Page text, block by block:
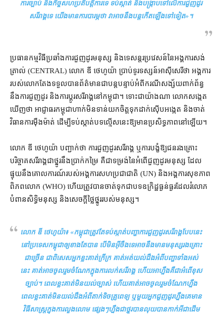
ការ​ច្បាប់ និង​កិច្ច​សហប្រតិបត្តិការ​ទេ ទប់ស្កាត់ និង​បង្ក្រាប​ទៅលើ​ការ​ជួញដូរ​
សរីរាង្គ​ទេ យើង​មានការ​បារម្ភ​ថា វា​អាច​នឹង​បន្ត​កើតឡើង​ទៅទៀត»។
ប្រធាន​កម្មវិធី​ប្រឆាំង​ការ​ជួញដូរ​មនុស្ស និង​ទេសន្តរប្រវេសន៍​នៃ​អង្គការ​សង់
ត្រាល់ (CENTRAL) លោក ឌី ថេហូយ៉ា ប្រាប់​ទូរទស្សន៍​អាស៊ីសេរី​ថា អង្គការ​
របស់​លោក​តែង​ទទួល​បាន​ព័ត៌មាន​ជា​បន្តបន្ទាប់​អំពី​ករណី​សង្ស័យ​ពាក់ព័ន្ធ​
នឹង​ការ​ជួញដូរ និង​ការ​ប្ដូរ​សរីរាង្គ​នៅ​កម្ពុជា​។ ទោះជា​យ៉ាងណា លោក​សង្កេត​
ឃើញ​ថា អាជ្ញាធរ​កម្ពុជា​ហាក់​មិនទាន់​យកចិត្តទុកដាក់​ស៊ើបអង្កេត និង​ចាត់
វិធានការ​ម៉ឺងម៉ាត់ ដើម្បី​ទប់ស្កាត់​បទល្មើស​នេះ​ឱ្យ​មាន​ប្រសិទ្ធភាព​នៅឡើយ។
លោក ឌី ថេហូយ៉ា បញ្ជាក់​ថា ការ​ជួញដូរ​សរីរាង្គ ឬ​ការ​បង្ខំ​ឱ្យ​ជនរងគ្រោះ​
បរិច្ចាគ​សរីរាង្គ​ជា​ថ្នូរ​នឹង​ប្រាក់កម្រៃ គឺជា​ទម្រង់​នៃ​អំពើ​ជួញដូរ​មនុស្ស ដែល​
ផ្ទុយ​នឹង​គោលការណ៍​របស់​អង្គការ​សហប្រជាជាតិ (UN) និង​អង្គការ​សុខភាព​
ពិភពលោក (WHO) ហើយ​ត្រូវ​បាន​ចាត់ទុកជា​បទឧក្រិដ្ឋ​ធ្ងន់ធ្ងរ​ដែល​រំលោភ
បំពាន​សិទ្ធិមនុស្ស និង​សេចក្ដីថ្លៃថ្នូរ​របស់​មនុស្ស។
លោក ឌី ថេហូយ៉ា៖ «កម្ពុជា​ត្រូវតែ​ទប់ស្កាត់​បញ្ហា​ការ​ជួញដូរ​សរីរាង្គ​បែបនេះ​
នៅ​ប្រទេស​កម្ពុជា​ឲ្យ​ខាងតែ​បាន បើ​មិន​អ៊ីចឹង​ទេ​អាច​នឹង​មាន​មនុស្ស​រងគ្រោះ​
ជាច្រើន ជាពិសេស​អ្នកខ្លះ​គាត់​ក្រីក្រ គាត់​អត់​យល់ដឹង​អំពី​បញ្ហា​ទាំងអស់​
នេះ គាត់​អាច​ចូលរួម​ចំណែក​ក្នុង​ការ​លក់​សរីរាង្គ ហើយ​អាហ្នឹង​គឺជា​អំពើ​ខុស
ច្បាប់​។ ពេលខ្លះ​គាត់​មិន​យល់​ច្បាស់ ហើយ​គាត់​អាច​ចូលរួម​ចំណែក​ហ្នឹង
ពេលខ្លះ​គាត់​មិន​យល់ដឹង​អំពី​តាក់​ទិច​គ្រូពេទ្យ ឬមួយ​អ្នកជួញដូរ​ហ្នឹង​គេ​មាន​
វិធីសាស្ត្រ​ក្នុង​ការ​លួងលោម ផ្សេងៗ​ហ្នឹង​ជា​ថ្នូរ​បាន​លុយ​បាន​កាក់​អី​ជាដើម​